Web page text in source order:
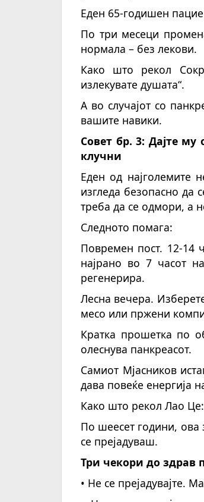
Еден 65-годишен
По три месеци
нормала – без лекови.
Како што рекол
излекувате душата“.
А во случајот со
вашите навики.
Совет бр. 3: Дајте
клучни
Еден од најголемите
изгледа безопасно да
треба да се одмори, а
Следното помага:
Повремен пост. 12-14
најрано во 7 часот
регенерира.
Лесна вечера.
месо или пржени
Кратка прошетка по
олеснува панкреасот.
Самиот Мјасников
дава повеќе енергија
Како што рекол Лао
По шеесет години, ова
се прејадуваш.
Три чекори до здрав
• Не се прејадувајте.